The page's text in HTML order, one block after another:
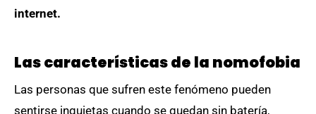
internet.
Las características de la nomofobia
Las personas que sufren este fenómeno pueden
sentirse inquietas cuando se quedan sin batería,